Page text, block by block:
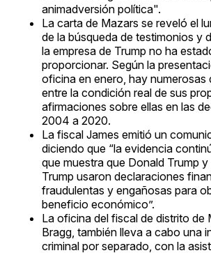
animadversión política".
La carta de Mazars se reveló el
de la búsqueda de testimonios y
la empresa de Trump no ha
proporcionar. Según la
oficina en enero, hay numerosas
entre la condición real de sus
afirmaciones sobre ellas en las
2004 a 2020.
La fiscal James emitió un
diciendo que “la evidencia
que muestra que Donald Trump
Trump usaron declaraciones
fraudulentas y engañosas para
beneficio económico”.
La oficina del fiscal de distrito de
Bragg, también lleva a cabo una
criminal por separado, con la